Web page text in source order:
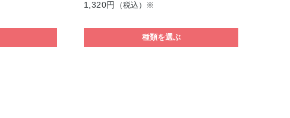
1,320円 （税込）※
種類を選ぶ